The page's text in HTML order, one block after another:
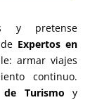
y pretense
Expertos en
armar viajes
continuo.
de Turismo y